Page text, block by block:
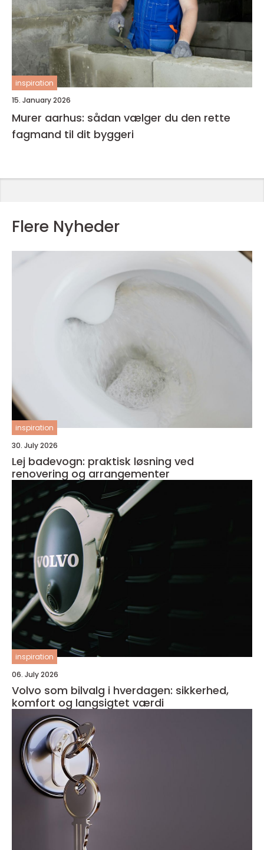
inspiration
15. January 2026
Murer aarhus: sådan vælger du den rette
fagmand til dit byggeri
Flere Nyheder
inspiration
30. July 2026
Lej badevogn: praktisk løsning ved
renovering og arrangementer
inspiration
06. July 2026
Volvo som bilvalg i hverdagen: sikkerhed,
komfort og langsigtet værdi